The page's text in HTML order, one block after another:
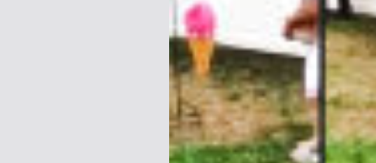
E-Mail-Adresse (optional):
Kommentar: